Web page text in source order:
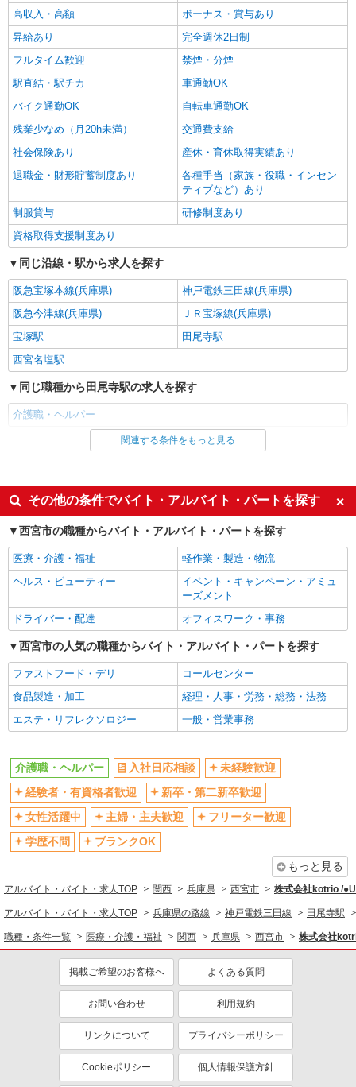
高収入・高額
ボーナス・賞与あり
昇給あり
完全週休2日制
フルタイム歓迎
禁煙・分煙
駅直結・駅チカ
車通勤OK
バイク通勤OK
自転車通勤OK
残業少なめ（月20h未満）
交通費支給
社会保険あり
産休・育休取得実績あり
退職金・財形貯蓄制度あり
各種手当（家族・役職・インセン
ティブなど）あり
制服貸与
研修制度あり
資格取得支援制度あり
同じ沿線・駅から求人を探す
阪急宝塚本線(兵庫県)
神戸電鉄三田線(兵庫県)
阪急今津線(兵庫県)
ＪＲ宝塚線(兵庫県)
宝塚駅
田尾寺駅
西宮名塩駅
同じ職種から田尾寺駅の求人を探す
介護職・ヘルパー
同じ雇用形態から田尾寺駅の求人を探す
同じ特徴から田尾寺駅の求人を探す
入社日応相談
未経験歓迎
経験者・有資格者歓迎
新卒・第二新卒歓迎
女性活躍中
主婦・主夫歓迎
学歴不問
ブランクOK
ミドル（40代～）活躍中
エルダー（50代～）活躍中
シニア（60代～）活躍中
高収入・高額
ボーナス・賞与あり
昇給あり
完全週休2日制
フルタイム歓迎
禁煙・分煙
駅直結・駅チカ
車通勤OK
残業少なめ（月20h未満）
交通費支給
社会保険あり
産休・育休取得実績あり
退職金・財形貯蓄制度あり
各種手当（家族・役職・インセン
資格取得支援制度あり
同じ職種から求人を探す
医療・介護・福祉
介護職・ヘルパー
同じ特徴から求人を探す
未経験歓迎
ミドル（40代～）活躍中
ボーナス・賞与あり
車通勤OK
社会保険あり
関連する条件をもっと見る
その他の条件でバイト・アルバイト・パートを探す
西宮市の職種からバイト・アルバイト・パートを探す
医療・介護・福祉
軽作業・製造・物流
ヘルス・ビューティー
イベント・キャンペーン・アミュ
ーズメント
ドライバー・配達
オフィスワーク・事務
西宮市の人気の職種からバイト・アルバイト・パートを探す
ファストフード・デリ
コールセンター
食品製造・加工
経理・人事・労務・総務・法務
エステ・リフレクソロジー
一般・営業事務
介護職・ヘルパー 入社日応相談
未経験歓迎
経験者・有資格者歓迎
新卒・第二新卒歓迎
女性活躍中
主婦・主夫歓迎
フリーター歓迎
学歴不問
ブランクOK
もっと見る
アルバイト・バイト・求人TOP 関西 兵庫県 西宮市 株式会社kotrio /
アルバイト・バイト・求人TOP 兵庫県の路線 神戸電鉄三田線 田尾寺駅
職種・条件一覧 医療・介護・福祉 関西 兵庫県 西宮市 株式会社
掲載ご希望のお客様へ よくある質問
お問い合わせ 利用規約
リンクについて プライバシーポリシー
Cookieポリシー 個人情報保護方針